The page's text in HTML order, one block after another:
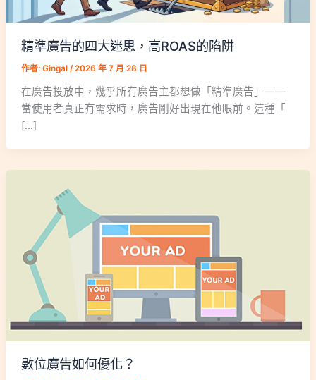
精準廣告的四大迷思，高ROAS的陷阱
作者: Gingal /2026 年 7 月 28 日
在廣告投放中，幾乎所有廣告主都想做「精準廣告」——
當使用者真正有需求時，廣告剛好出現在他眼前。這種「
[…]
數位廣告如何優化？